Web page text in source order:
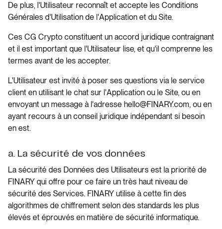
De plus, l'Utilisateur reconnaît et accepte les Conditions
Générales d'Utilisation de l'Application et du Site.
Ces CG Crypto constituent un accord juridique contraignant
et il est important que l'Utilisateur lise, et qu'il comprenne les
termes avant de les accepter.
L'Utilisateur est invité à poser ses questions via le service
client en utilisant le chat sur l'Application ou le Site, ou en
envoyant un message à l'adresse hello@FINARY.com, ou en
ayant recours à un conseil juridique indépendant si besoin
en est.
a. La sécurité de vos données
La sécurité des Données des Utilisateurs est la priorité de
FINARY qui offre pour ce faire un très haut niveau de
sécurité des Services. FINARY utilise à cette fin des
algorithmes de chiffrement selon des standards les plus
élevés et éprouvés en matière de sécurité informatique.